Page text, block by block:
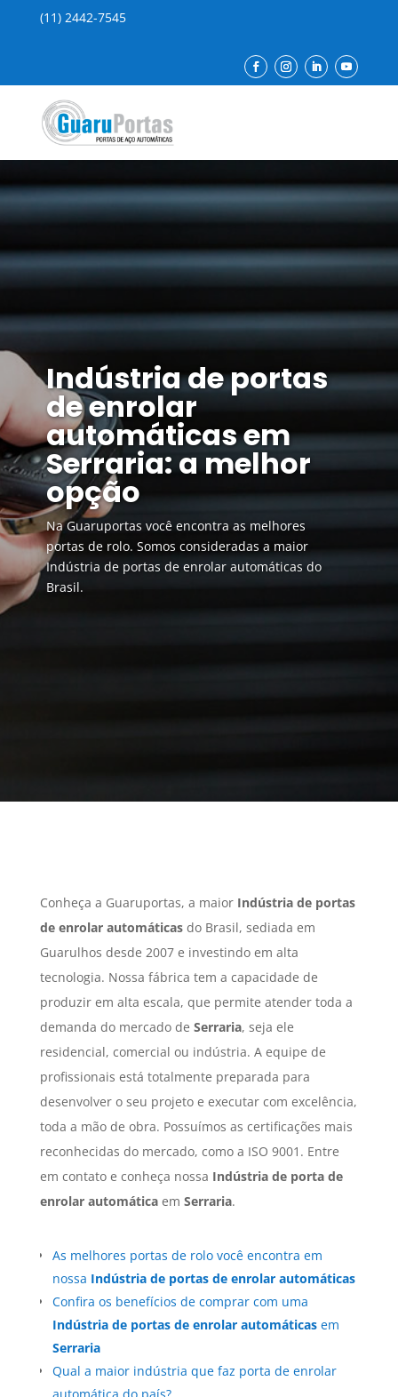
(11) 2442-7545
Indústria de portas
de enrolar
automáticas em
Serraria: a melhor
opção
Na Guaruportas você encontra as melhores
portas de rolo. Somos consideradas a maior
Indústria de portas de enrolar automáticas do
Brasil.
Conheça a Guaruportas, a maior Indústria de portas
de enrolar automáticasdo Brasil, sediada em
Guarulhos desde 2007 e investindo em alta
tecnologia. Nossa fábrica tem a capacidade de
produzir em alta escala, que permite atender toda a
demanda do mercado de Serraria, seja ele
residencial, comercial ou indústria. A equipe de
profissionais está totalmente preparada para
desenvolver o seu projeto e executar com excelência,
toda a mão de obra. Possuímos as certificações mais
reconhecidas do mercado, como a ISO 9001. Entre
em contato e conheça nossa Indústria de porta de
enrolar automáticaem Serraria.
As melhores portas de rolo você encontra em
nossa Indústria de portas de enrolar automáticas
Confira os benefícios de comprar com uma
Indústria de portas de enrolar automáticasem
Serraria
Qual a maior indústria que faz porta de enrolar